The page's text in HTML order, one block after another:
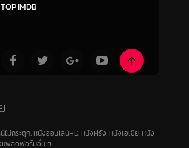
TOP IMDB
กระตุก, หนังออนไลน์HD, หนังฝรั่ง, หนังเอเชีย, หนัง
แฟลตฟอร์มอื่น ๆ